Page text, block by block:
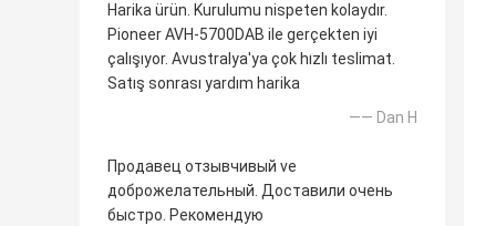
Harika ürün. Kurulumu nispeten kolaydır.
Pioneer AVH-5700DAB ile gerçekten iyi
çalışıyor. Avustralya'ya çok hızlı teslimat.
Satış sonrası yardım harika
—— Dan H
Продавец отзывчивый ve
доброжелательный. Доставили очень
быстро. Рекомендую